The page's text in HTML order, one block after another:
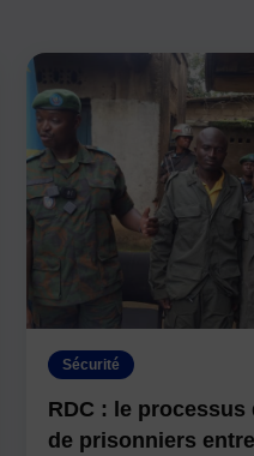
Sécurité
RDC : le processus
de prisonniers